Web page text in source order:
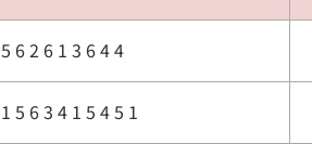
5 6 2 6 1 3 6 4 4
1 5 6 3 4 1 5 4 5 1